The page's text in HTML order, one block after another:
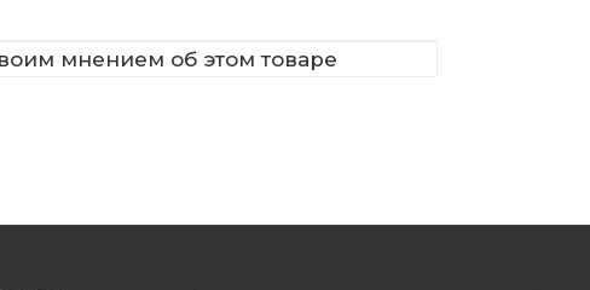
мнением об этом товаре